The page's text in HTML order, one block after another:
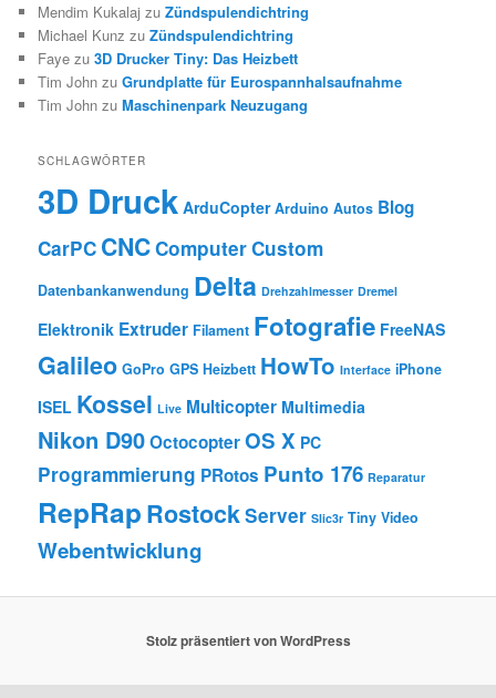
Mendim Kukalaj zuZündspulendichtring
Michael Kunz zuZündspulendichtring
Faye zu3D Drucker Tiny: Das Heizbett
Tim John zuGrundplatte für Eurospannhalsaufnahme
Tim John zuMaschinenpark Neuzugang
SCHLAGWÖRTER
3D Druck ArduCopter Arduino Autos Blog
CarPC CNCComputerCustom
Datenbankanwendung Delta Drehzahlmesser Dremel
Elektronik Extruder Filament Fotografie FreeNAS
Galileo GoPro GPS Heizbett HowTo Interface iPhone
ISEL Kossel Live Multicopter Multimedia
Nikon D90OctocopterOS X PC
Programmierung PRotos Punto 176 Reparatur
RepRapRostockServer Slic3r Tiny Video
Webentwicklung
Stolz präsentiert von WordPress